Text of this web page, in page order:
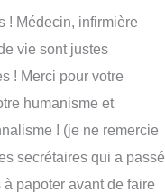
! Médecin, infirmière
vie sont justes
! Merci pour votre
humanisme et
! (je ne remercie
secrétaires qui a passé
à papoter avant de faire